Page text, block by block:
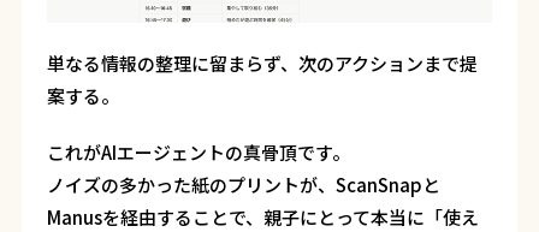
単なる情報の整理に留まらず、次のアクションまで提
案する。
これがAIエージェントの真骨頂です。
ノイズの多かった紙のプリントが、ScanSnapと
Manusを経由することで、親子にとって本当に「使え